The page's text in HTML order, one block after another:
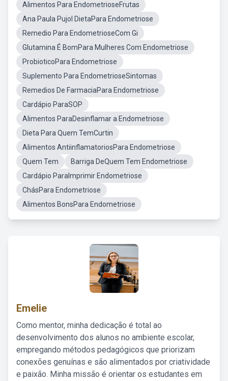
Alimentos Para EndometrioseFrutas
Ana Paula Pujol DietaPara Endometriose
Remedio Para EndometrioseCom Gi
Glutamina É BomPara Mulheres Com Endometriose
ProbioticoPara Endometriose
Suplemento Para EndometrioseSintomas
Remedios De FarmaciaPara Endometriose
Cardápio ParaSOP
Alimentos ParaDesinflamar a Endometriose
Dieta Para Quem TemCurtin
Alimentos AntiinflamatoriosPara Endometriose
Quem Tem
Barriga DeQuem Tem Endometriose
Cardápio ParaImprimir Endometriose
ChásPara Endometriose
Alimentos BonsPara Endometriose
Emelie
Como mentor, minha dedicação é total ao
desenvolvimento dos alunos no ambiente escolar,
empregando métodos pedagógicos que priorizam
conexões genuínas e são alimentados por criatividade
e paixão. Minha missão é orientar os estudantes em